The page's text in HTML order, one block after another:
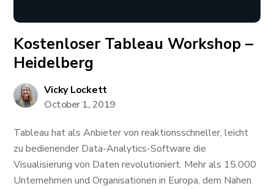
Kostenloser Tableau Workshop –
Heidelberg
Vicky Lockett
October 1, 2019
Tableau hat als Anbieter von reaktionsschneller, leicht
zu bedienender Data-Analytics-Software die
Visualisierung von Daten revolutioniert. Mehr als 15.000
Unternehmen und Organisationen in Europa, dem Nahen